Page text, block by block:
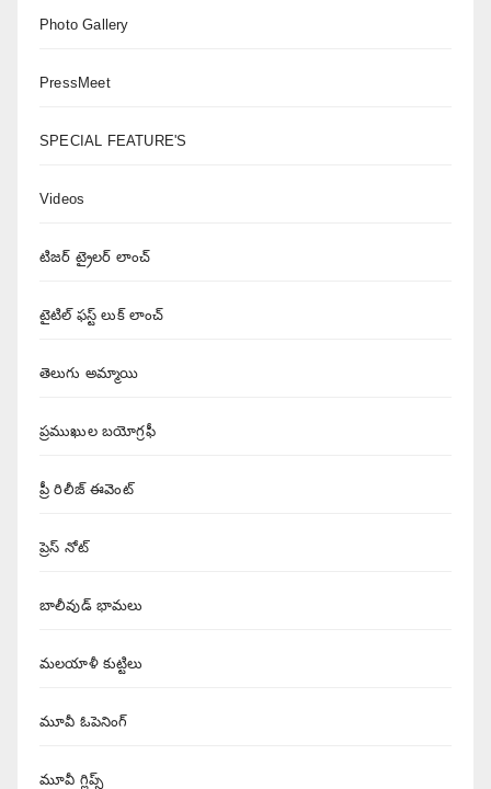
Photo Gallery
PressMeet
SPECIAL FEATURE'S
Videos
టిజర్ ట్రైలర్ లాంచ్
టైటిల్ ఫస్ట్ లుక్ లాంచ్
తెలుగు అమ్మాయి
ప్రముఖుల బయోగ్రఫీ
ప్రీ రిలీజ్ ఈవెంట్
ప్రెస్ నోట్
బాలీవుడ్ భామలు
మలయాళీ కుట్టిలు
మూవీ ఓపెనింగ్
మూవీ గ్లిప్స్